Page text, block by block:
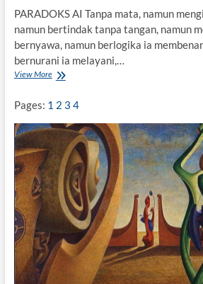
PARADOKS AI Tanpa mata, namun
namun bertindak tanpa tangan, namun
bernyawa, namun berlogika ia
bernurani ia melayani,…
View MoreD
A
W
A
H
A
Y
A
N
B
A
Pages: 1 2 3 4